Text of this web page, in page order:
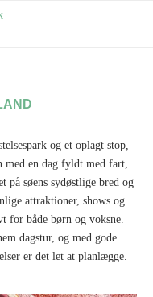
og et oplagt stop,
med en dag fyldt med fart,
på søens sydøstlige bred og
attraktioner, shows og
for både børn og voksne.
dagstur, og med gode
er det let at planlægge.